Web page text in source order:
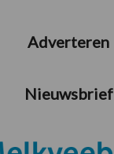
Adverteren
Nieuwsbrief